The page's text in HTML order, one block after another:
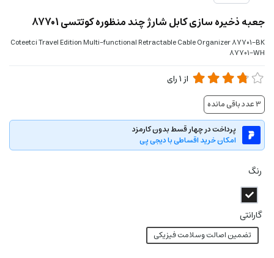
جعبه ذخیره سازی کابل شارژ چند منظوره کوتتسی 87701
Coteetci Travel Edition Multi-functional Retractable Cable Organizer 87701-BK
87701-WH
از 1رای
3عدد باقی مانده
پرداخت در چهار قسط بدون کارمزد
امکان خرید اقساطی با دیجی پی
رنگ
گارانتی
تضمین اصالت وسلامت فیزیکی